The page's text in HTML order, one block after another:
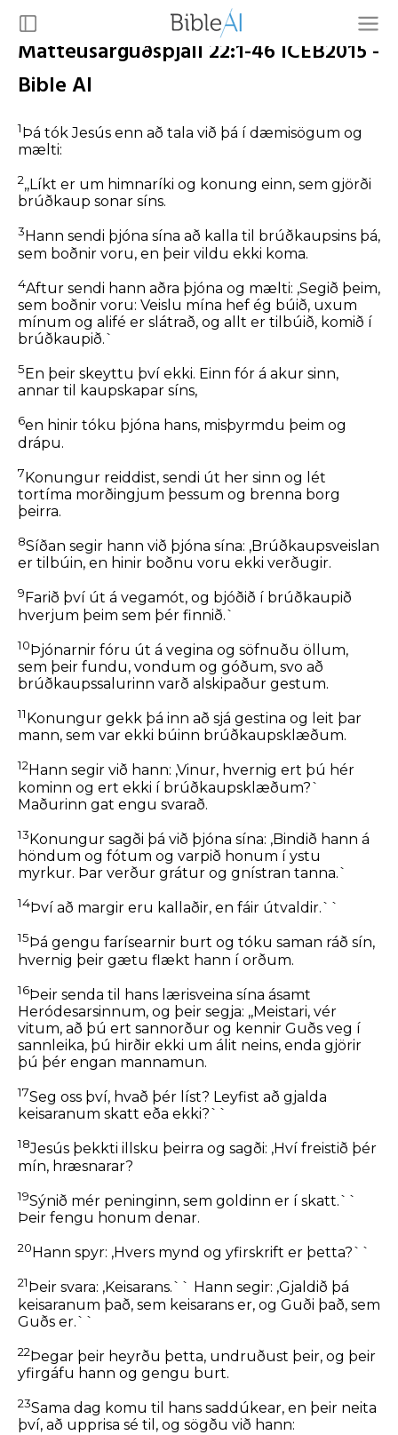
Matteusarguðspjall 22:1-46 ICEB2015 -
Bible AI
1Þá tók Jesús enn að tala við þá í dæmisögum og
mælti:
2,,Líkt er um himnaríki og konung einn, sem gjörði
brúðkaup sonar síns.
3 Hann sendi þjóna sína að kalla til brúðkaupsins þá,
sem boðnir voru, en þeir vildu ekki koma.
4Aftur sendi hann aðra þjóna og mælti: ,Segið þeim,
sem boðnir voru: Veislu mína hef ég búið, uxum
mínum og alifé er slátrað, og allt er tilbúið, komið í
brúðkaupið.`
5 En þeir skeyttu því ekki. Einn fór á akur sinn,
annar til kaupskapar síns,
6en hinir tóku þjóna hans, misþyrmdu þeim og
drápu.
7Konungur reiddist, sendi út her sinn og lét
tortíma morðingjum þessum og brenna borg
þeirra.
8Síðan segir hann við þjóna sína: ,Brúðkaupsveislan
er tilbúin, en hinir boðnu voru ekki verðugir.
9 Farið því út á vegamót, og bjóðið í brúðkaupið
hverjum þeim sem þér finnið.`
10Þjónarnir fóru út á vegina og söfnuðu öllum,
sem þeir fundu, vondum og góðum, svo að
brúðkaupssalurinn varð alskipaður gestum.
11 Konungur gekk þá inn að sjá gestina og leit þar
mann, sem var ekki búinn brúðkaupsklæðum.
12Hann segir við hann: ,Vinur, hvernig ert þú hér
kominn og ert ekki í brúðkaupsklæðum?`
Maðurinn gat engu svarað.
13Konungur sagði þá við þjóna sína: ,Bindið hann á
höndum og fótum og varpið honum í ystu
myrkur. Þar verður grátur og gnístran tanna.`
14Því að margir eru kallaðir, en fáir útvaldir.``
15 Þá gengu farísearnir burt og tóku saman ráð sín,
hvernig þeir gætu flækt hann í orðum.
16Þeir senda til hans lærisveina sína ásamt
Heródesarsinnum, og þeir segja: ,,Meistari, vér
vitum, að þú ert sannorður og kennir Guðs veg í
sannleika, þú hirðir ekki um álit neins, enda gjörir
þú þér engan mannamun.
17Seg oss því, hvað þér líst? Leyfist að gjalda
keisaranum skatt eða ekki?``
18Jesús þekkti illsku þeirra og sagði: ,Hví freistið þér
mín, hræsnarar?
19Sýnið mér peninginn, sem goldinn er í skatt.``
Þeir fengu honum denar.
20 Hann spyr: ,Hvers mynd og yfirskrift er þetta?``
21 Þeir svara: ,Keisarans.`` Hann segir: ,Gjaldið þá
keisaranum það, sem keisarans er, og Guði það, sem
Guðs er.``
22Þegar þeir heyrðu þetta, undruðust þeir, og þeir
yfirgáfu hann og gengu burt.
23Sama dag komu til hans saddúkear, en þeir neita
því, að upprisa sé til, og sögðu við hann: